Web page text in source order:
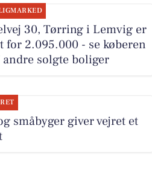
30, Tørring i Lemvig er
for 2.095.000 - se køberen
andre solgte boliger
småbyger giver vejret et